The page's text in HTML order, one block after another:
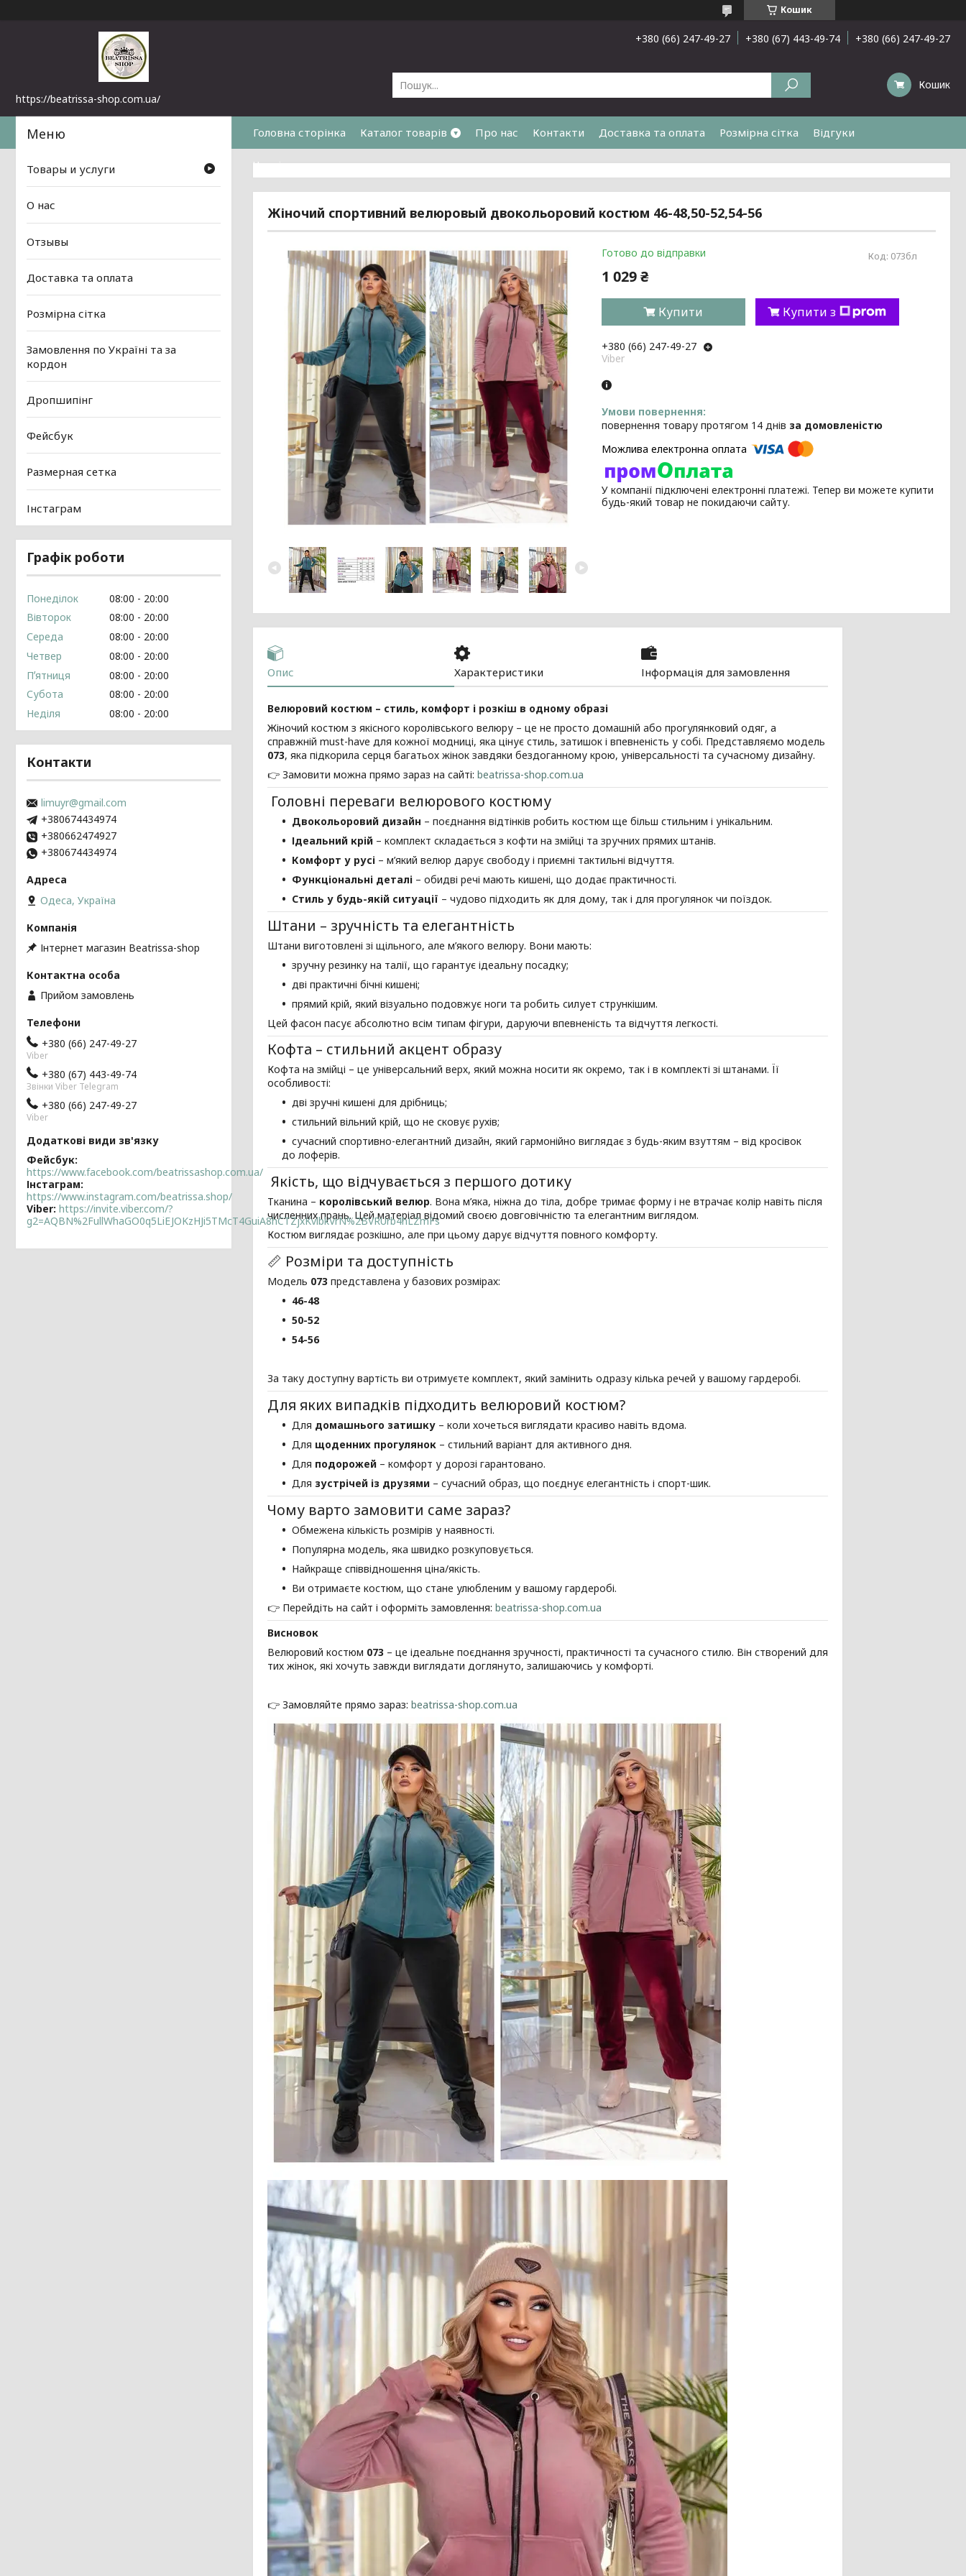
Кошик
https://beatrissa-shop.com.ua/
+380 (66) 247-49-27 +380 (67) 443-49-74 +380 (66) 247-49-27
Кошик
Головна сторінка Каталог товарів Про нас Контакти Доставка та оплата Розмірна сітка Відгуки
Часті питання
Жіночий спортивний велюровый двокольоровий костюм 46-48,50-52,54-56
Готово до відправки Код: 073бл
1 029 ₴
Купити Купити з
+380 (66) 247-49-27
Viber
повернення товару протягом 14 днів за домовленістю
У компанії підключені електронні платежі. Тепер ви можете купити
будь-який товар не покидаючи сайту.
Опис Характеристики Інформація для замовлення
Велюровий костюм – стиль, комфорт і розкіш в одному образі
Жіночий костюм з якісного королівського велюру – це не просто домашній або прогулянковий одяг, а
справжній must-have для кожної модниці, яка цінує стиль, затишок і впевненість у собі. Представляємо модель
073, яка підкорила серця багатьох жінок завдяки бездоганному крою, універсальності та сучасному дизайну.
👉 Замовити можна прямо зараз на сайті: beatrissa-shop.com.ua
Головні переваги велюрового костюму
Двокольоровий дизайн – поєднання відтінків робить костюм ще більш стильним і унікальним.
Ідеальний крій – комплект складається з кофти на змійці та зручних прямих штанів.
Комфорт у русі – м’який велюр дарує свободу і приємні тактильні відчуття.
Функціональні деталі – обидві речі мають кишені, що додає практичності.
Стиль у будь-якій ситуації – чудово підходить як для дому, так і для прогулянок чи поїздок.
Штани – зручність та елегантність
Штани виготовлені зі щільного, але м’якого велюру. Вони мають:
зручну резинку на талії, що гарантує ідеальну посадку;
дві практичні бічні кишені;
прямий крій, який візуально подовжує ноги та робить силует стрункішим.
Цей фасон пасує абсолютно всім типам фігури, даруючи впевненість та відчуття легкості.
Кофта – стильний акцент образу
Кофта на змійці – це універсальний верх, який можна носити як окремо, так і в комплекті зі штанами. Її
особливості:
дві зручні кишені для дрібниць;
стильний вільний крій, що не сковує рухів;
сучасний спортивно-елегантний дизайн, який гармонійно виглядає з будь-яким взуттям – від кросівок
до лоферів.
Якість, що відчувається з першого дотику
Тканина – королівський велюр. Вона м’яка, ніжна до тіла, добре тримає форму і не втрачає колір навіть після
численних прань. Цей матеріал відомий своєю довговічністю та елегантним виглядом.
Костюм виглядає розкішно, але при цьому дарує відчуття повного комфорту.
📏 Розміри та доступність
Модель 073 представлена у базових розмірах:
46-48
50-52
54-56
За таку доступну вартість ви отримуєте комплект, який замінить одразу кілька речей у вашому гардеробі.
Для яких випадків підходить велюровий костюм?
Для домашнього затишку – коли хочеться виглядати красиво навіть вдома.
Для щоденних прогулянок – стильний варіант для активного дня.
Для подорожей – комфорт у дорозі гарантовано.
Для зустрічей із друзями – сучасний образ, що поєднує елегантність і спорт-шик.
Чому варто замовити саме зараз?
Обмежена кількість розмірів у наявності.
Популярна модель, яка швидко розкуповується.
Найкраще співвідношення ціна/якість.
Ви отримаєте костюм, що стане улюбленим у вашому гардеробі.
👉 Перейдіть на сайт і оформіть замовлення: beatrissa-shop.com.ua
Висновок
Велюровий костюм 073 – це ідеальне поєднання зручності, практичності та сучасного стилю. Він створений для
тих жінок, які хочуть завжди виглядати доглянуто, залишаючись у комфорті.
👉 Замовляйте прямо зараз: beatrissa-shop.com.ua
Товары и услуги
О нас
Отзывы
Доставка та оплата
Розмірна сітка
Замовлення по Україні та за
кордон
Дропшипінг
Фейсбук
Размерная сетка
Інстаграм
Графік роботи
Понеділок 08:00
20:00
Вівторок
08:00
20:00
Середа
08:00
20:00
Четвер
08:00
20:00
Пʼятниця
08:00
20:00
Субота
08:00
20:00
Неділя
08:00 20:00
Контакти
limuyr@gmail.com
+380674434974
+380662474927
+380674434974
Одеса, Україна
Інтернет магазин Beatrissa-shop
Прийом замовлень
+380 (66) 247-49-27
Viber
+380 (67) 443-49-74
Звінки Viber Telegram
+380 (66) 247-49-27
Viber
Фейсбук
https://www.facebook.com/beatrissashop.com.ua/
Інстаграм
https://www.instagram.com/beatrissa.shop/
Viber https://invite.viber.com/?
g2=AQBN%2FullWhaGO0q5LiEJOKzHJi5TMcT4GuiA8hCTZjxKvlbkVrN%2BVRUrb4hLZmFs